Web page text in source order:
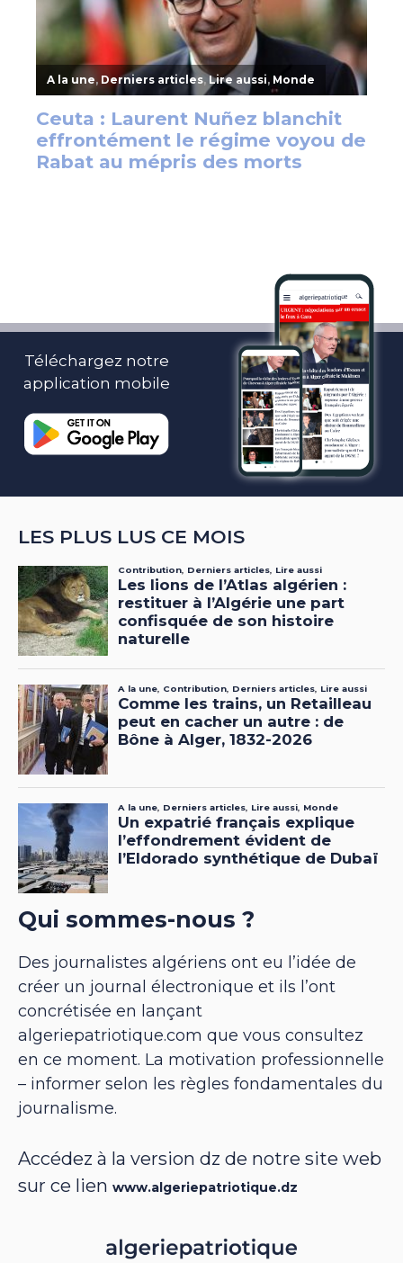
Téléchargez notre
application mobile
LES PLUS LUS CE MOIS
Qui sommes-nous ?
Des journalistes algériens ont eu l’idée de
créer un journal électronique et ils l’ont
concrétisée en lançant
algeriepatriotique.com que vous consultez
en ce moment. La motivation professionnelle
– informer selon les règles fondamentales du
journalisme.
Accédez à la version dz de notre site web
sur ce lien www.algeriepatriotique.dz